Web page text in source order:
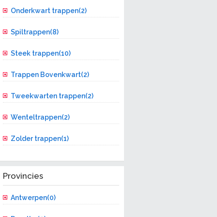
Onderkwart trappen(2)
Spiltrappen(8)
Steek trappen(10)
Trappen Bovenkwart(2)
Tweekwarten trappen(2)
Wenteltrappen(2)
Zolder trappen(1)
Provincies
Antwerpen(0)